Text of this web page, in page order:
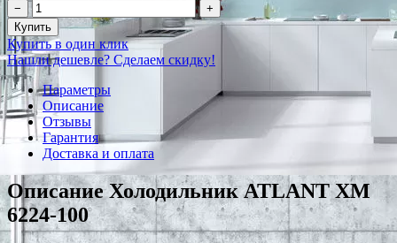
−
+
Купить
Купить в один клик
Нашли дешевле? Сделаем скидку!
Параметры
Описание
Отзывы
Гарантия
Доставка и оплата
Описание Холодильник ATLANT ХМ
6224-100